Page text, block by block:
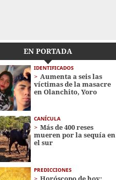
EN PORTADA
IDENTIFICADOS
Aumenta a seis las
víctimas de la masacre
en Olanchito, Yoro
CANÍCULA
Más de 400 reses
mueren por la sequía en
el sur
PREDICCIONES